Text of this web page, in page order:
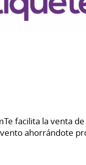
Te facilita la venta
ahorrándote